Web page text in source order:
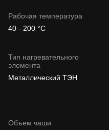
Рабочая температура
40 - 200 °C
Тип нагревательного
элемента
Металлический ТЭН
Объем чаши